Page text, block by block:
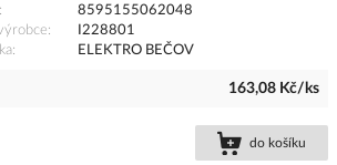
8595155062048
I228801
ELEKTRO BEČOV
163,08 Kč/ks
do košíku